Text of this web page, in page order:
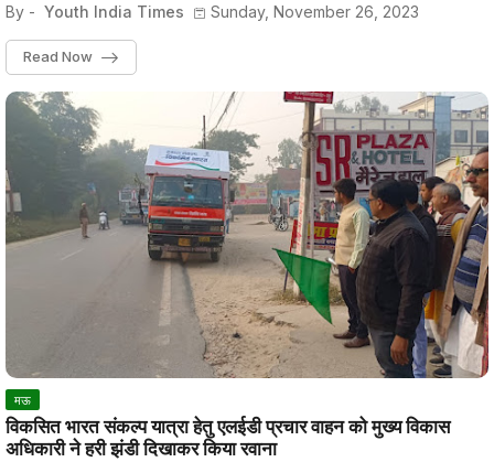
By - Youth India Times Sunday, November 26, 2023
Read Now
मऊ
विकसित भारत संकल्प यात्रा हेतु एलईडी प्रचार वाहन को मुख्य विकास
अधिकारी ने हरी झंडी दिखाकर किया रवाना